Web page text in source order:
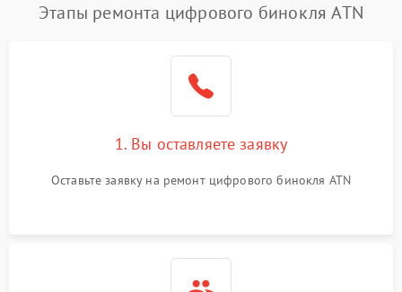
Неправильная передача
750 ₽
1000 ₽
Перегрев устройства
Этапы ремонта цифрового бинокля ATN
1. Вы оставляете заявку
Оставьте заявку на ремонт цифрового бинокля ATN